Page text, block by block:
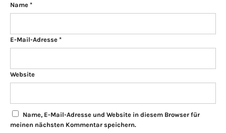
Name *
E-Mail-Adresse *
Website
Name, E-Mail-Adresse und Website in diesem Browser für
meinen nächsten Kommentar speichern.